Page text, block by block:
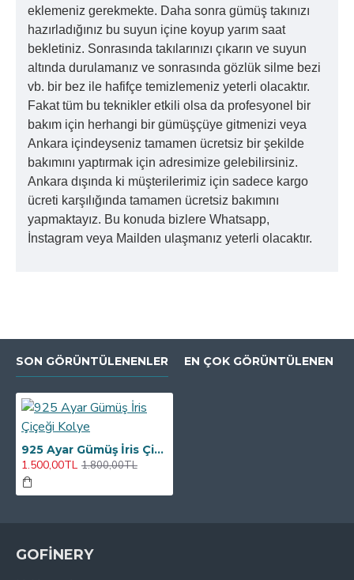
eklemeniz gerekmekte. Daha sonra gümüş takınızı
hazırladığınız bu suyun içine koyup yarım saat
bekletiniz. Sonrasında takılarınızı çıkarın ve suyun
altında durulamanız ve sonrasında gözlük silme bezi
vb. bir bez ile hafifçe temizlemeniz yeterli olacaktır.
Fakat tüm bu teknikler etkili olsa da profesyonel bir
bakım için herhangi bir gümüşçüye gitmenizi veya
Ankara içindeyseniz tamamen ücretsiz bir şekilde
bakımını yaptırmak için adresimize gelebilirsiniz.
Ankara dışında ki müşterilerimiz için sadece kargo
ücreti karşılığında tamamen ücretsiz bakımını
yapmaktayız. Bu konuda bizlere Whatsapp,
İnstagram veya Mailden ulaşmanız yeterli olacaktır.
SON GÖRÜNTÜLENENLER EN ÇOK GÖRÜNTÜLENEN
925 Ayar Gümüş İris Çiçeği Kolye
1.500,00TL 1.800,00TL
GOFİNERY